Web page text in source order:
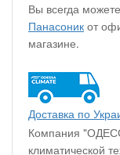
Вы всегда
Панасоник от
магазине.
Доставка по
Компания
климатической